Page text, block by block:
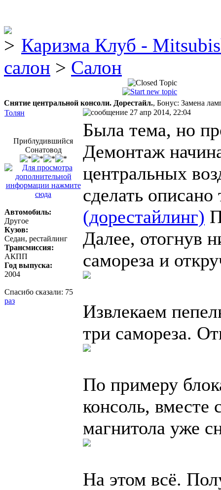
Каризма Клуб -
салон > Салон
Снятие центральной консоли. Дорестайл., Бонус: Замена
Толян
27 апр 2014, 22:04
Приблудившийся
Сонатовод
Автомобиль:
Другое
Кузов:
Седан, рестайлинг
Трансмиссия:
АКПП
Год выпуска:
2004
Спасибо сказали: 75
раз
Была тема, но
Демонтаж
центральных
сделать описано
(дорестайлинг)
Далее, отогнув
самореза и
Извлекаем
три самореза.
По примеру
консоль, вместе
магнитола уже
На этом всё.